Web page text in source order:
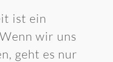
ist ein
wir uns
geht es nur